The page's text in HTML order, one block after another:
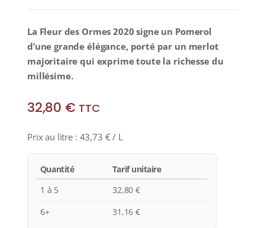
La Fleur des Ormes 2020 signe un Pomerol
d’une grande élégance, porté par un merlot
majoritaire qui exprime toute la richesse du
millésime.
32,80 € TTC
Prix au litre : 43,73 € / L
Quantité
Tarif unitaire
1 à 5
32,80€
6+
31,16€